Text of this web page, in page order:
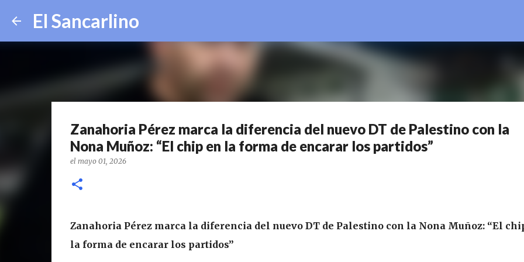
El Sancarlino
Zanahoria Pérez marca la diferencia del nuevo DT de Palestino con la
Nona Muñoz: “El chip en la forma de encarar los partidos”
el mayo 01, 2026
Zanahoria Pérez marca la diferencia del nuevo DT de Palestino con la Nona Muñoz: “El
la forma de encarar los partidos”